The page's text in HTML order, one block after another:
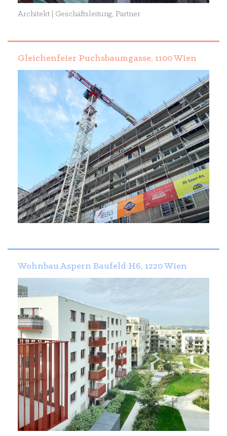
Architekt | Geschäftsleitung, Partner
Gleichenfeier Puchsbaumgasse, 1100 Wien
Wohnbau Aspern Baufeld H6, 1220 Wien